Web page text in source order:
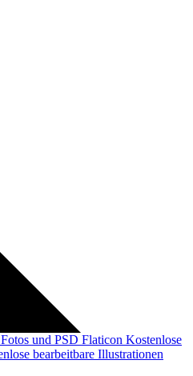
und PSD Flaticon Kostenlose
bearbeitbare Illustrationen